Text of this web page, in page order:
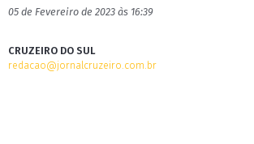
05 de Fevereiro de 2023 às 16:39
CRUZEIRO DO SUL
redacao@jornalcruzeiro.com.br